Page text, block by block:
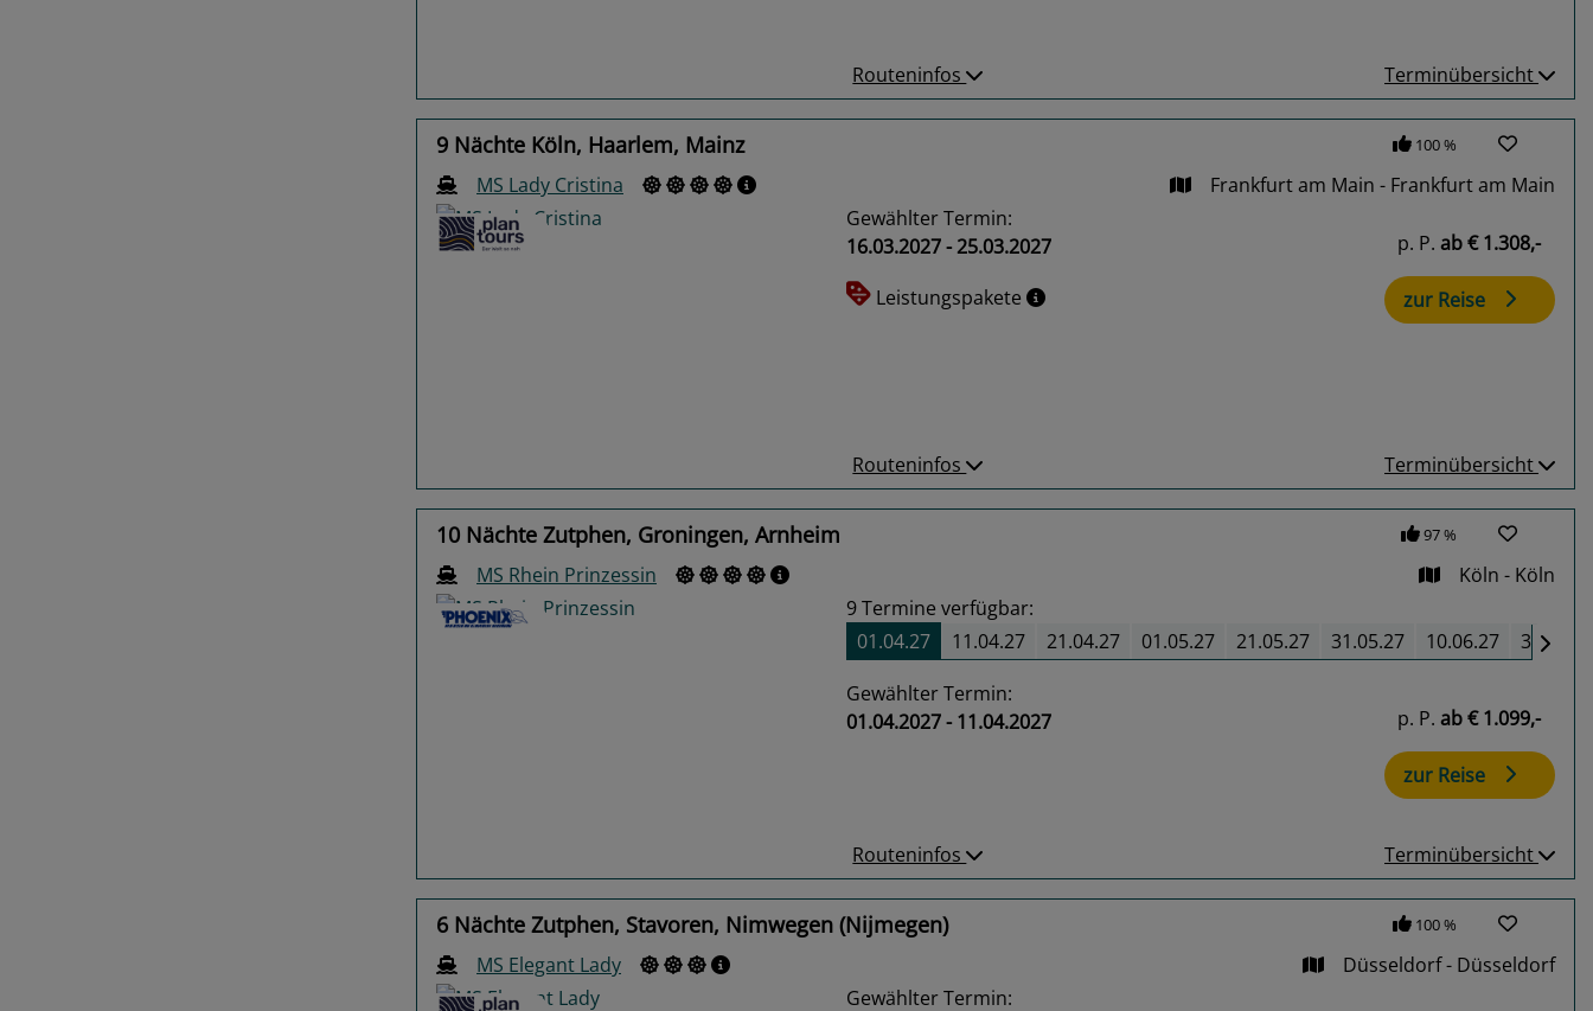
Routeninfos Terminübersicht
9 Nächte Köln, Haarlem, Mainz 100 %
MS Lady Cristina Frankfurt am Main - Frankfurt am Main
Gewählter Termin:
16.03.2027 - 25.03.2027
Leistungspakete
p. P. ab€ 1.308,-
zur Reise
Routeninfos Terminübersicht
10 Nächte Zutphen, Groningen, Arnheim 97 %
MS Rhein Prinzessin Köln - Köln
9Termine verfügbar:
01.04.27
11.04.27 21.04.27 01.05.27 21.05.27 31.05.27 10.06.27
Gewählter Termin:
01.04.2027 - 11.04.2027
p. P. ab€ 1.099,-
zur Reise
Routeninfos Terminübersicht
6 Nächte Zutphen, Stavoren, Nimwegen (Nijmegen) 100 %
MS Elegant Lady
Düsseldorf - Düsseldorf
Gewählter Termin: